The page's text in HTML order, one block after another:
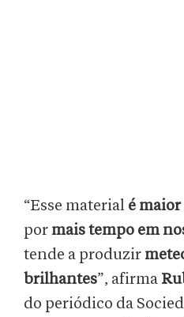
“Esse material é maior
por mais tempo em
tende a produzir
brilhantes”, afirma
do periódico da